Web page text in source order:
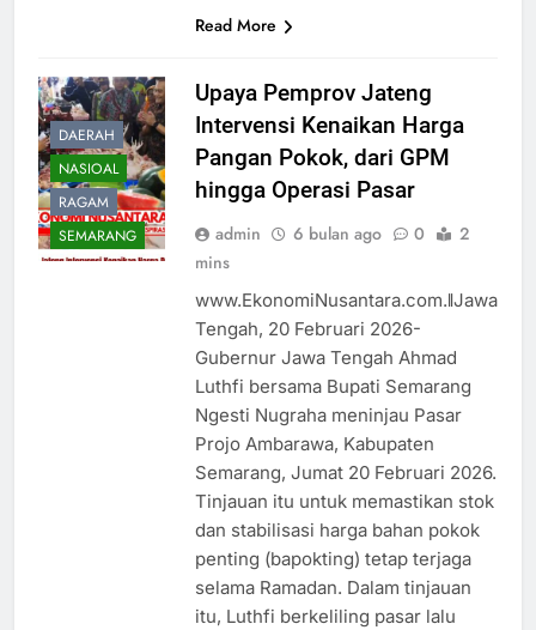
Read More
DAERAH
NASIOAL
RAGAM
SEMARANG
Upaya Pemprov Jateng
Intervensi Kenaikan Harga
Pangan Pokok, dari GPM
hingga Operasi Pasar
admin 6 bulan ago 0
2
mins
www.EkonomiNusantara.com.ǁJawa
Tengah, 20 Februari 2026-
Gubernur Jawa Tengah Ahmad
Luthfi bersama Bupati Semarang
Ngesti Nugraha meninjau Pasar
Projo Ambarawa, Kabupaten
Semarang, Jumat 20 Februari 2026.
Tinjauan itu untuk memastikan stok
dan stabilisasi harga bahan pokok
penting (bapokting) tetap terjaga
selama Ramadan. Dalam tinjauan
itu, Luthfi berkeliling pasar lalu